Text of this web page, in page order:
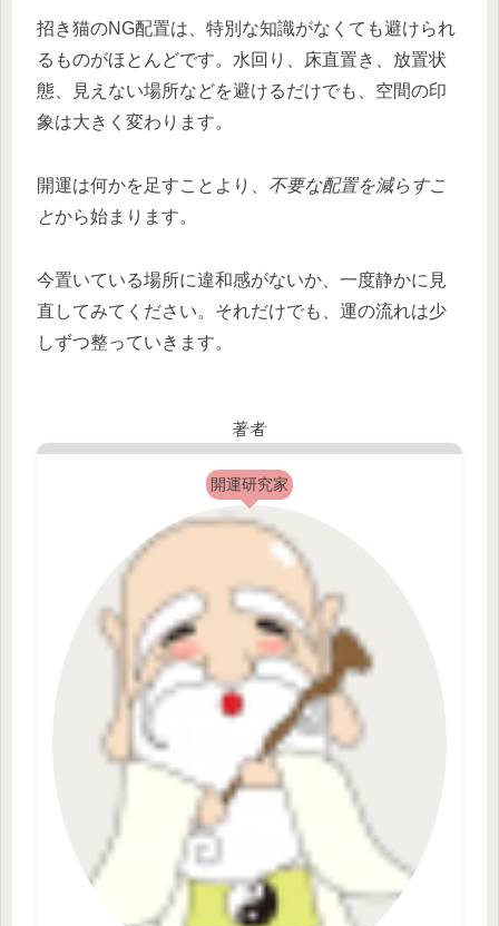
招き猫のNG配置は、特別な知識がなくても避けられ
るものがほとんどです。水回り、床直置き、放置状
態、見えない場所などを避けるだけでも、空間の印
象は大きく変わります。
開運は何かを足すことより、 不要な配置を減らすこ
とから始まります。
今置いている場所に違和感がないか、一度静かに見
直してみてください。それだけでも、運の流れは少
しずつ整っていきます。
著者
開運研究家